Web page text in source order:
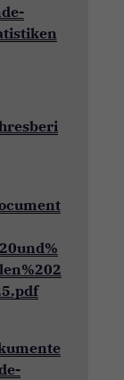
indem
auf